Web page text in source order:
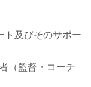
ト及びそのサポー
（監督・コーチ